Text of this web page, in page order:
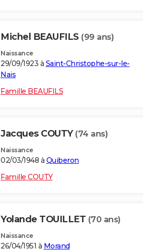
Michel BEAUFILS (99 ans)
Naissance
29/09/1923 à Saint-Christophe-sur-le-
Nais
Famille BEAUFILS
Jacques COUTY (74 ans)
Naissance
02/03/1948 à Quiberon
Famille COUTY
Yolande TOUILLET (70 ans)
Naissance
26/04/1951 à Morand